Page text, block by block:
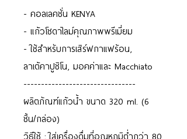
- คอลเลคชั่น KENYA
- แก้วโซดาไลม์คุณภาพพรีเมี่ยม
- ใช้สำหรับการเสิร์ฟกาแฟร้อน,
ลาเต้คาปูชิโน, มอคค่าและ Macchiato
--------------------------------
ผลิตภัณฑ์แก้วน้ำ ขนาด 320 ml. (6
ชิ้น/กล่อง)
วิธีใช้ : ใส่เครื่องดื่มที่อุณหภูมิต่ำกว่า 80